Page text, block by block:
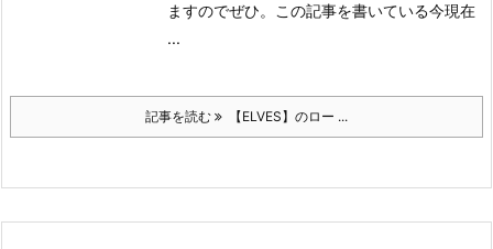
ますのでぜひ。
この記事を書いている今現在
...
記事を読む 【ELVES】のロー ...